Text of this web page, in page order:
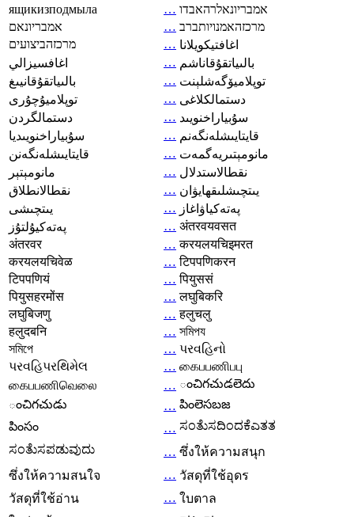
ящикизподмыла
… אמבריונאלרהאבדו
אמבריונאם
… מרכזהאמנויותברב
מרכזהביצועים
… اغافتيكويلانا
اغافسيزالي
… بالىياتقۇقاناشم
بالىياتقۇقانيىغ
… توپلاميۆگەشلېنت
توپلاميۇچۇرى
… دستمالکلاغی
دستمالگردن
… سۇبياراخنويىد
سۇبياراخنويىديا
… قايتايىشلەنگەنم
قايتايىشلەنگەنن
… مانومېتىريەگمەت
مانومېتېر
… نقطالاستدلال
نقطالانطلاق
… يىتچىشلىقھايۋان
يىتچىشى
… پەتەكياۋاغاز
پەتەكيۇلتۇز
… अंतरवयवसत
अंतरवर
… करयलयचिइमरत
करयलयचिवेळ
… टिपपणिकरन
टिपपणियं
… पियुससं
पियुसहरमोंस
… लघुबिकरि
लघुबिजणु
… हलुचलु
हलुदबनि
… সমিপয
সমিপে
… પરવહિનો
પરવહિપરથિમેલ
… கைபபணிபபு
கைபபணிவெலை
… ంచిగచుడలెదు
ంచిగచుడు
… పింలెసబజ
పింసం
… ಸಂತೆುಸದಿಂದಕೆಎತತ
ಸಂತೆುಸಪಡುವುದು
… ซึ่งให้ความสนุก
ซึ่งให้ความสนใจ
… วัสดุที่ใช้อุดร
วัสดุที่ใช้อ่าน
… ใบตาล